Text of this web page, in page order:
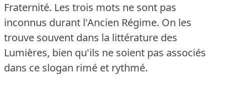
Fraternité. Les trois mots ne sont pas
inconnus durant l'Ancien Régime. On les
trouve souvent dans la littérature des
Lumières, bien qu'ils ne soient pas associés
dans ce slogan rimé et rythmé.